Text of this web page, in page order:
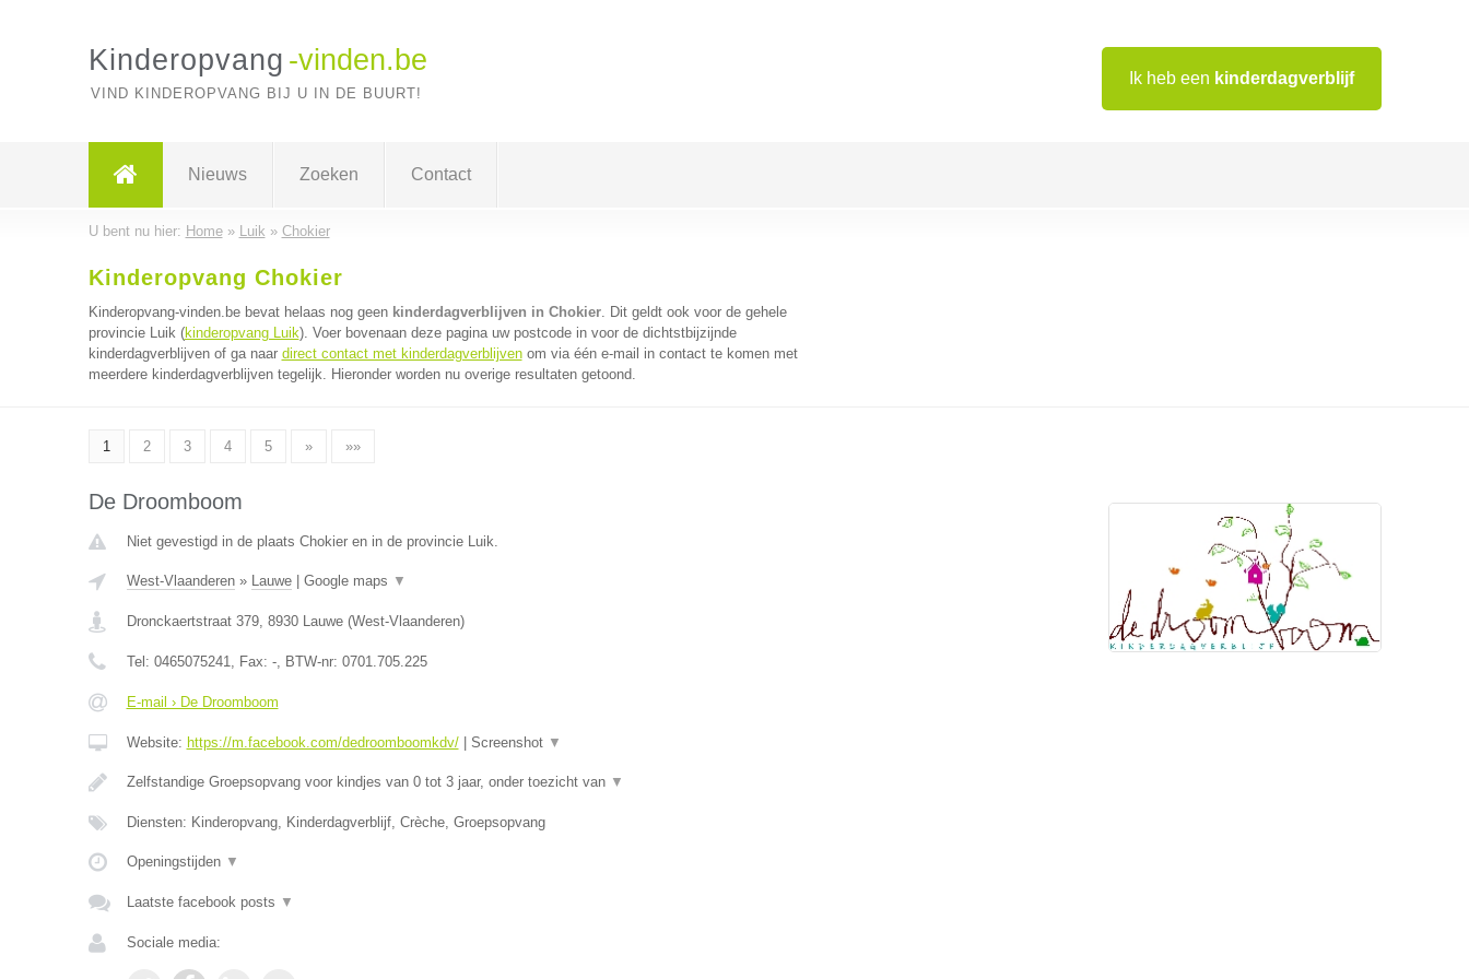
Ik heb een kinderdagverblijf
Kinderopvang -vinden.be
VIND KINDEROPVANG BIJ U IN DE BUURT!
Nieuws Zoeken Contact
U bent nu hier: Home» Luik » Chokier
Kinderopvang Chokier
Kinderopvang-vinden.be bevat helaas nog geen kinderdagverblijven in Chokier. Dit geldt ook voor de gehele
provincie Luik (kinderopvang Luik). Voer bovenaan deze pagina uw postcode in voor de dichtstbijzijnde
kinderdagverblijven of ga naar direct contact met kinderdagverblijvenom via één e-mail in contact te komen met
meerdere kinderdagverblijven tegelijk. Hieronder worden nu overige resultaten getoond.
1 2 3 4 5 » »»
De Droomboom
Niet gevestigd in de plaats Chokier en in de provincie Luik.
West-Vlaanderen» Lauwe| Google maps ▼
Dronckaertstraat 379, 8930 Lauwe(West-Vlaanderen)
Tel: 0465075241, Fax: -, BTW-nr: 0701.705.225
E-mail › De Droomboom
Website: https://m.facebook.com/dedroomboomkdv/| Screenshot ▼
Zelfstandige Groepsopvang voor kindjes van 0 tot 3 jaar, onder toezicht van ▼
Diensten: Kinderopvang, Kinderdagverblijf, Crèche, Groepsopvang
Openingstijden ▼
Laatste facebook posts ▼
Sociale media: